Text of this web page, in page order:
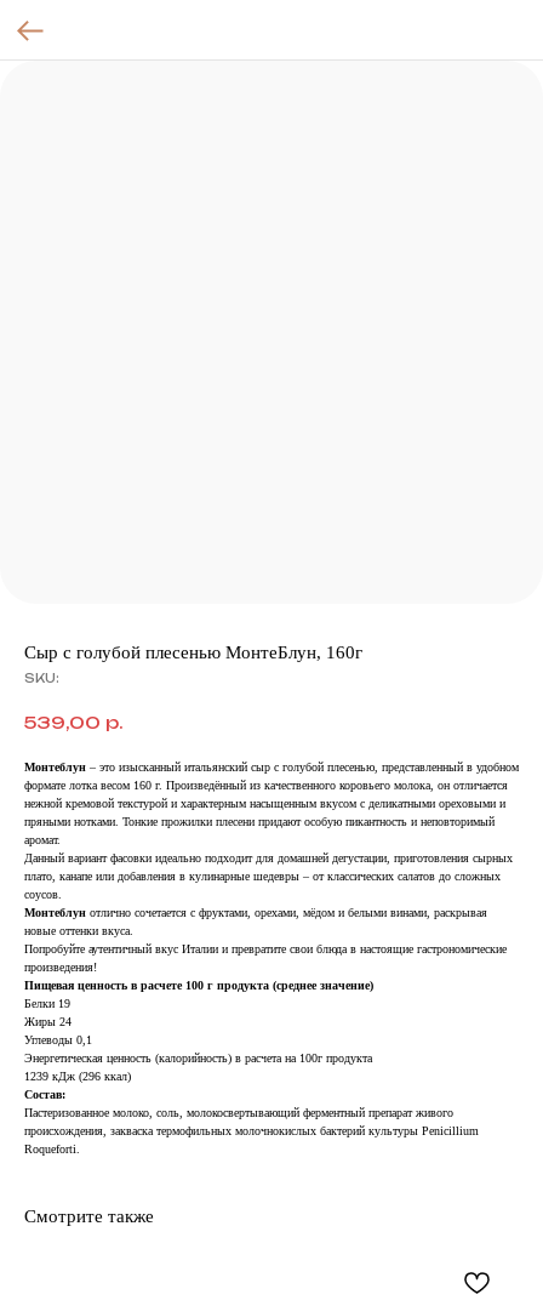
Сыр с голубой плесенью МонтеБлун, 160г
SKU:
539,00 р.
Монтеблун – это изысканный итальянский сыр с голубой плесенью, представленный в удобном
формате лотка весом 160 г. Произведённый из качественного коровьего молока, он отличается
нежной кремовой текстурой и характерным насыщенным вкусом с деликатными ореховыми и
пряными нотками. Тонкие прожилки плесени придают особую пикантность и неповторимый
аромат.
Данный вариант фасовки идеально подходит для домашней дегустации, приготовления сырных
плато, канапе или добавления в кулинарные шедевры – от классических салатов до сложных
соусов.
Монтеблун отлично сочетается с фруктами, орехами, мёдом и белыми винами, раскрывая
новые оттенки вкуса.
Попробуйте аутентичный вкус Италии и превратите свои блюда в настоящие гастрономические
произведения!
Пищевая ценность в расчете 100 г продукта (среднее значение)
Белки 19
Жиры 24
Углеводы 0,1
Энергетическая ценность (калорийность) в расчета на 100г продукта
1239 кДж (296 ккал)
Состав:
Пастеризованное молоко, соль, молокосвертывающий ферментный препарат живого
происхождения, закваска термофильных молочнокислых бактерий культуры Penicillium
Roqueforti.
Смотрите также